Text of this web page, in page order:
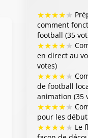
★★★★★
comment
football (35
★★★★★
en direct au
votes)
★★★★★
de football
animation (35
★★★★★
pour les
★★★★★ Le